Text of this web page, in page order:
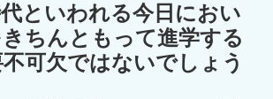
といわれる今日におい
ちんともって進学する
可欠ではないでしょう